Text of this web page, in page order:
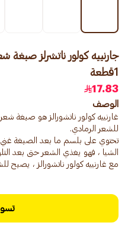
1قطعة
17.83
الوصف
تحتوي على بلسم ما بعد الصبغة غني
مع غارنييه كولور ناتشورالز ، يصبح